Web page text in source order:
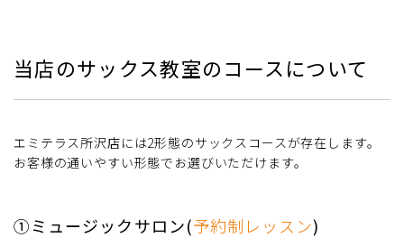
当店のサックス教室のコースについて
エミテラス所沢店には2形態のサックスコースが存在します。
お客様の通いやすい形態でお選びいただけます。
①ミュージックサロン(予約制レッスン)